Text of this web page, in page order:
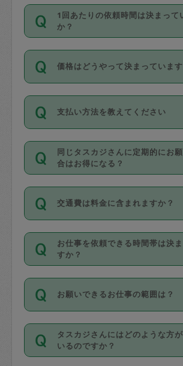
1回あたりの依頼時間は決まって
か？
依頼1回につき3時間固定です
超えて依頼したい場合は、延長
利用ください。機能をご利用
の上事前申請することが必要で
お、3時間を下回っても、値引
いません。
価格はどうやって決まっています
11種類の価格帯の中からタス
身が価格を選んで設定していま
タスカジさんの価格設定には
があり、レビュー件数、レビュ
値、などで除々に設定可能な最
がっていく仕組みになってい
支払い方法を教えてください
お支払方法はクレジットカー
Master／JCB／AMERICAN
Diners Club）のみとなりま
を行う際にご入力ください。プ
ル登録時にはご入力いただか
丈夫です。
デビットカード・プリペイドカ
リカ、au WALLETなど）は支
銀行振込や現金払いも対応して
なお、タスカジさんの交通費
金のご請求と合わせてお支払い
同じタスカジさんに定期的にお
合はお得になる？
依頼には「スポット」と「定
隔週）」があり、「定期」の依
ポット」よりお得な料金でご
す。
定期の最低利用回数は設けてい
りに、一定数を超えたキャン
（例：毎週定期の場合は３回
ンセルが有償（1200円、隔週
は２回以上のキャンセルが有償
交通費は料金に含まれますか？
交通費は依頼料金とは別途発
料金のご請求と合わせてお支払
ます。交通費の金額は「依頼
お仕事を依頼できる時間帯は決
すか？
時間帯は3種類あります。いず
たり３時間です。
・ＡＭ ９時～１２時
・ＰＭ １３時～１６時
・夜 １８時～２１時
お願いできるお仕事の範囲は？
掃除、整理収納、洗濯、買い
作り置きです。タスカジさんに
きる仕事の範囲が異なります
タスカジさんにはどのような方
いるのですか？